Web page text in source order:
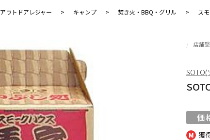
アウトドアレジャー > キャンプ > 焚き火・BBQ・グリル > ス
獲
店舗
SOTO(